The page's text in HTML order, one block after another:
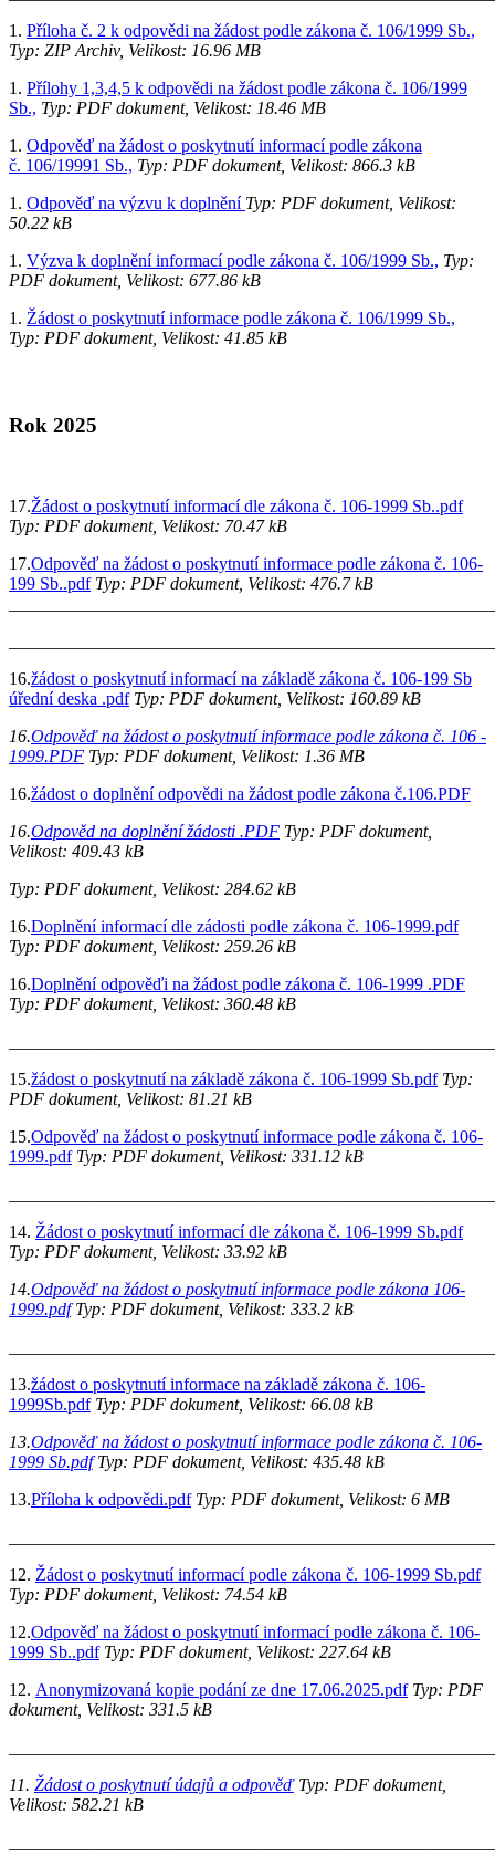
1. Příloha č. 2 k odpovědi na žádost podle zákona č. 106/1999 Sb.,
Typ: ZIP Archiv, Velikost: 16.96 MB
1. Přílohy 1,3,4,5 k odpovědi na žádost podle zákona č. 106/1999
Sb., Typ: PDF dokument, Velikost: 18.46 MB
1. Odpověď na žádost o poskytnutí informací podle zákona
č. 106/19991 Sb., Typ: PDF dokument, Velikost: 866.3 kB
1. Odpověď na výzvu k doplnění Typ: PDF dokument, Velikost:
50.22 kB
1. Výzva k doplnění informací podle zákona č. 106/1999 Sb., Typ:
PDF dokument, Velikost: 677.86 kB
1. Žádost o poskytnutí informace podle zákona č. 106/1999 Sb.,
Typ: PDF dokument, Velikost: 41.85 kB
Rok 2025
17.Žádost o poskytnutí informací dle zákona č. 106-1999 Sb..pdf
Typ: PDF dokument, Velikost: 70.47 kB
17.Odpověď na žádost o poskytnutí informace podle zákona č. 106-
199 Sb..pdfTyp: PDF dokument, Velikost: 476.7 kB
16.žádost o poskytnutí informací na základě zákona č. 106-199 Sb
úřední deska .pdfTyp: PDF dokument, Velikost: 160.89 kB
16.Odpověď na žádost o poskytnutí informace podle zákona č. 106 -
1999.PDF Typ: PDF dokument, Velikost: 1.36 MB
16.žádost o doplnění odpovědi na žádost podle zákona č.106.PDF
16.Odpověd na doplnění žádosti .PDF Typ: PDF dokument,
Velikost: 409.43 kB
Typ: PDF dokument, Velikost: 284.62 kB
16.Doplnění informací dle zádosti podle zákona č. 106-1999.pdf
Typ: PDF dokument, Velikost: 259.26 kB
16.Doplnění odpověďi na žádost podle zákona č. 106-1999 .PDF
Typ: PDF dokument, Velikost: 360.48 kB
15.žádost o poskytnutí na základě zákona č. 106-1999 Sb.pdfTyp:
PDF dokument, Velikost: 81.21 kB
15.Odpověď na žádost o poskytnutí informace podle zákona č. 106-
1999.pdfTyp: PDF dokument, Velikost: 331.12 kB
14. Žádost o poskytnutí informací dle zákona č. 106-1999 Sb.pdf
Typ: PDF dokument, Velikost: 33.92 kB
14.Odpověď na žádost o poskytnutí informace podle zákona 106-
1999.pdfTyp: PDF dokument, Velikost: 333.2 kB
13.žádost o poskytnutí informace na základě zákona č. 106-
1999Sb.pdfTyp: PDF dokument, Velikost: 66.08 kB
13.Odpověď na žádost o poskytnutí informace podle zákona č. 106-
1999 Sb.pdfTyp: PDF dokument, Velikost: 435.48 kB
13.Příloha k odpovědi.pdfTyp: PDF dokument, Velikost: 6 MB
12. Žádost o poskytnutí informací podle zákona č. 106-1999 Sb.pdf
Typ: PDF dokument, Velikost: 74.54 kB
12.Odpověď na žádost o poskytnutí informací podle zákona č. 106-
1999 Sb..pdfTyp: PDF dokument, Velikost: 227.64 kB
12. Anonymizovaná kopie podání ze dne 17.06.2025.pdfTyp: PDF
dokument, Velikost: 331.5 kB
11. Žádost o poskytnutí údajů a odpověďTyp: PDF dokument,
Velikost: 582.21 kB